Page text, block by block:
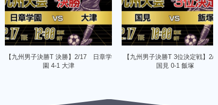
【九州男子決勝T 決勝】2/17 日章学
園 4-1 大津
【九州男子決勝T 3位決定戦】
国見 0-1 飯塚